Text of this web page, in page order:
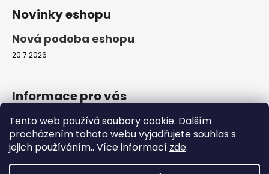
Tento web používá soubory cookie. Dalším
procházením tohoto webu vyjadřujete souhlas s
jejich používáním.. Více informací zde.
Novinky eshopu
Nová podoba eshopu
20.7.2026
Informace pro vás
Obchodní podmínky
Podmínky ochrany osobních údajů
Moje objednávka